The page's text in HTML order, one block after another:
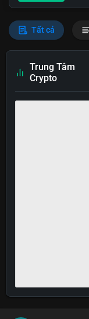
Tất cả
Trung Tâm
Crypto